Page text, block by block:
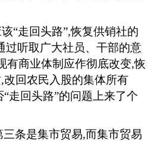
“走回头路”,恢复供销社的
过听取广大社员、干部的意
有商业体制应作彻底改变,恢
,改回农民入股的集体所有
“走回头路”的问题上来了个
三条是集市贸易,而集市贸易